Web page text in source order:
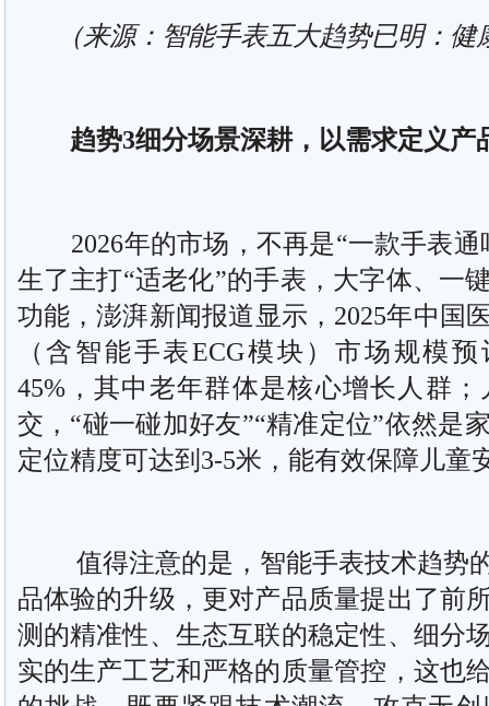
（来源：智能手表五大趋势已明：健
趋势3细分场景深耕，以需求定义产
2026年的市场，不再是“一款手表通
生了主打“适老化”的手表，大字体、一
功能，澎湃新闻报道显示，2025年中国
（含智能手表ECG模块）市场规模
45%，其中老年群体是核心增长人群
交，“碰一碰加好友”“精准定位”依然是
定位精度可达到3-5米，能有效保障儿童
值得注意的是，智能手表技术趋势
品体验的升级，更对产品质量提出了前
测的精准性、生态互联的稳定性、细分
实的生产工艺和严格的质量管控，这也